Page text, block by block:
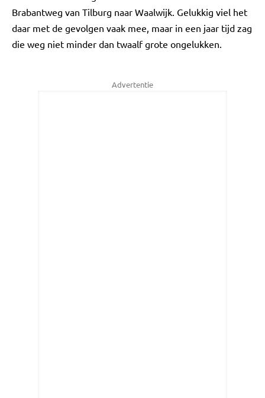
Brabantweg van Tilburg naar Waalwijk. Gelukkig viel het
daar met de gevolgen vaak mee, maar in een jaar tijd zag
die weg niet minder dan twaalf grote ongelukken.
Advertentie